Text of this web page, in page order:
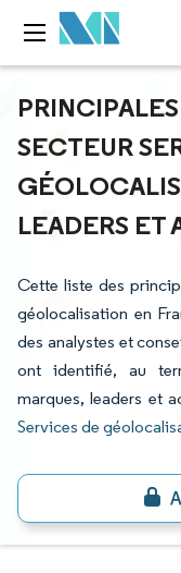
SECTEUR
LEADERS ET
Cette liste des
géolocalisation en
des analystes et
ont identifié, au
marques, leaders et
Services de